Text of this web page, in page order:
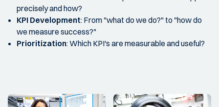
precisely and how?
KPI Development: From "what do we do?" to "how do
we measure success?"
Prioritization: Which KPI's are measurable and useful?